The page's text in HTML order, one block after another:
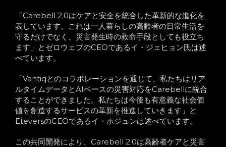
「Carebell 2.0はケアと安全を統合した革新的な進化を
表しています。これは一人暮らしの高齢者の日常生活を
守るだけでなく、災害発生時の救命手段としても役立ち
ます」とゼロウェブのCEOであるイ・ジェヒョン氏は述
べています。
「Vantiqとのコラボレーションを通じて、私たちはリア
ルタイムデータとAIベースの災害対応をCarebellに統合
することができました。私たちは今後も有意義な社会価
値を創造するサービスの革新を推進していきます」と
EteversのCEOであるイ・ホジュンは述べています。
この共同開発により、Carebell 2.0は高齢者ケアと災害